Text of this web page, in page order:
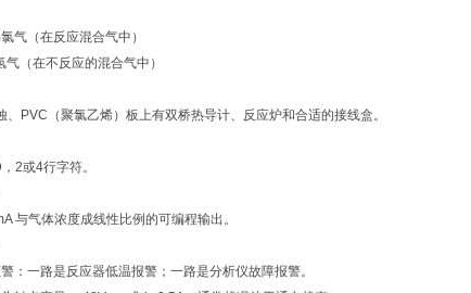
氯气（在反应混合气中）
气（在不反应的混合气中）
PVC （聚氯乙烯）板上有双桥热导计、反应炉和合适的接线盒。
， 2或4行字符。
与气体浓度成线性比例的可编程输出。
：一路是反应器低温报警；一路是分析仪故障报警。